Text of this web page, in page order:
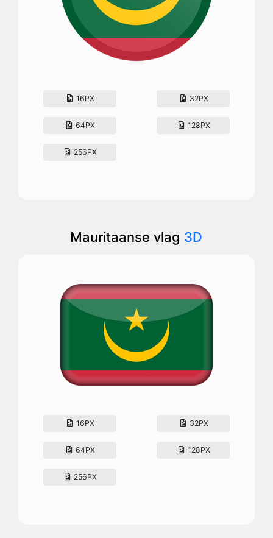
16PX 32PX
64PX 128PX
256PX
Mauritaanse vlag 3D
16PX 32PX
64PX 128PX
256PX